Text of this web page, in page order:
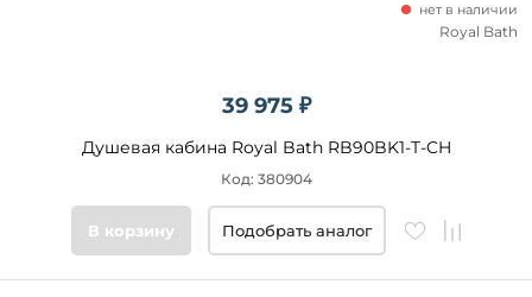
39 975 ₽
Душевая кабина Royal Bath RB90BK1-T-CH
нет в наличии
Код: 380904
Royal Bath
В корзину Подобрать аналог